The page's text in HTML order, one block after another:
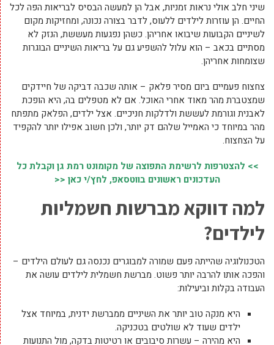
שיני חלב אולי נראות זמניות, אבל הן למעשה הבסיס לבריאות הפה לכל
החיים. הן עוזרות לילדים ללעוס, לדבר בצורה נכונה, ומחזיקות מקום
לשיניים הקבועות שיבואו אחריהן. כשהן נפגעות מעששת, הנזק לא
מסתיים בכאב – הוא עלול להשפיע גם על בריאות השיניים הבוגרות
שצומחות אחריהן.
צחצוח פעמיים ביום מסיר פלאק – אותה שכבה דביקה של חיידקים
שמצטברת מהר מאוד אחרי האוכל. אם לא מטפלים בה, היא הופכת
לאבנית וגורמת לעששת ולדלקות חניכיים. אצל ילדים, הפלאק מתפתח
מהר במיוחד כי האמייל שלהם דק יותר, ולכן חשוב אפילו יותר להקפיד
על הצחצוח.
>> להצטרפות לרשימת התפוצה של מקומונט רמת גן וקבלת כל
העדכונים ראשונים בווטסאפ, לחץ/י כאן <<
למה דווקא מברשות חשמליות
לילדים?
הטכנולוגיה שהייתה פעם שמורה למבוגרים נכנסה גם לעולם הילדים –
והפכה אותו להרבה יותר פשוט. מברשת חשמלית לילדים עושה את
העבודה בקלות וביעילות:
היא מנקה טוב יותר את השיניים ממברשת ידנית, במיוחד אצל
ילדים שעוד לא שולטים בטכניקה.
היא מהירה – עשרות סיבובים או רטיטות בדקה, מול התנועות